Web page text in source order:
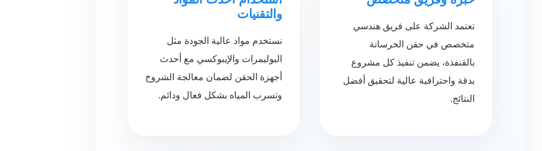
تعتمد الشركة على فريق هندسي
متخصص في حقن الخرسانة
بالقنفذة، يضمن تنفيذ كل مشروع
بدقة واحترافية عالية لتحقيق أفضل
النتائج.
والتقنيات
نستخدم مواد عالية الجودة مثل
البوليمرات والإيبوكسي مع أحدث
أجهزة الحقن لضمان معالجة الشروخ
وتسرب المياه بشكل فعال ودائم.